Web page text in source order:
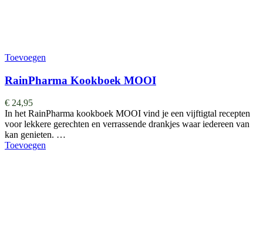
Toevoegen
RainPharma Kookboek MOOI
€ 24,95
In het RainPharma kookboek MOOI vind je een vijftigtal recepten
voor lekkere gerechten en verrassende drankjes waar iedereen van
kan genieten. …
Toevoegen